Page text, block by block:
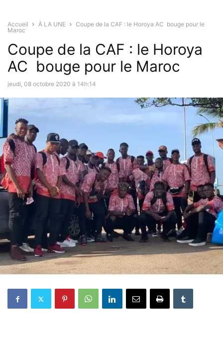
Accueil À LA UNE
Coupe de la CAF : le Horoya AC bouge pour le
Maroc
Coupe de la CAF : le Horoya
AC bouge pour le Maroc
jeudi, 08 octobre 2020 à 14h:14